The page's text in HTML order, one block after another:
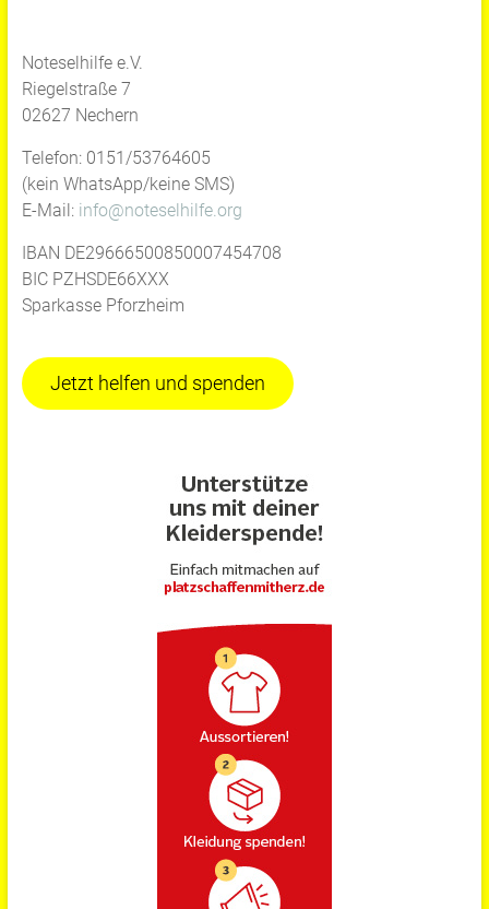
Noteselhilfe e.V.
Riegelstraße 7
02627 Nechern
Telefon: 0151/53764605
(kein WhatsApp/keine SMS)
E-Mail: info@noteselhilfe.org
IBAN DE29666500850007454708
BIC PZHSDE66XXX
Sparkasse Pforzheim
Jetzt helfen und spenden